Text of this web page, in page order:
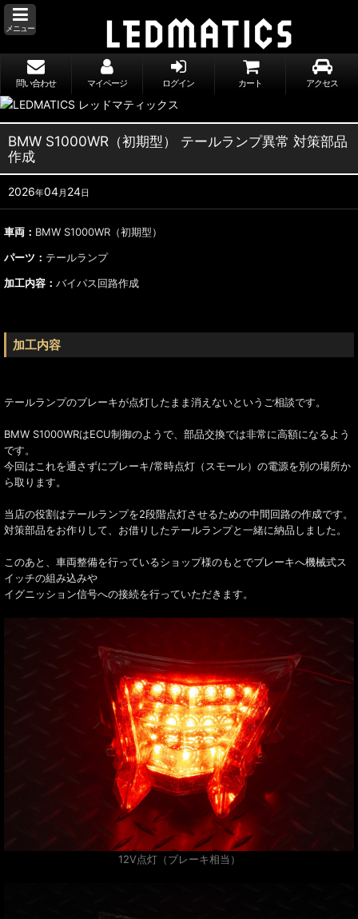
メニュー
問い合わせ マイページ ログイン カート アクセス
BMW S1000WR（初期型） テールランプ異常 対策部品
作成
2026年04月 24日
車両： BMW S1000WR（初期型）
パーツ： テールランプ
加工内容： バイパス回路作成
加工内容
テールランプのブレーキが点灯したまま消えないというご相談です。
BMW S1000WRはECU制御のようで、部品交換では非常に高額になるよう
です。
今回はこれを通さずにブレーキ/常時点灯（スモール）の電源を別の場所か
ら取ります。
当店の役割はテールランプを2段階点灯させるための中間回路の作成です。
対策部品をお作りして、お借りしたテールランプと一緒に納品しました。
このあと、車両整備を行っているショップ様のもとでブレーキへ機械式ス
イッチの組み込みや
イグニッション信号への接続を行っていただきます。
12V点灯（ブレーキ相当）